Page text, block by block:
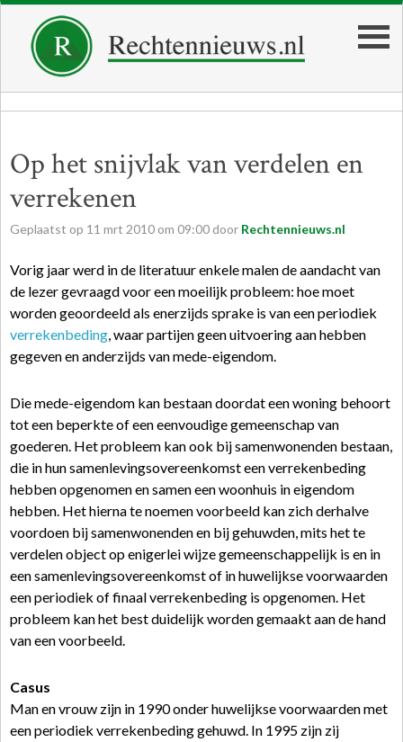
Op het snijvlak van verdelen en
verrekenen
Geplaatst op 11 mrt 2010 om 09:00 door Rechtennieuws.nl
Vorig jaar werd in de literatuur enkele malen de aandacht van
de lezer gevraagd voor een moeilijk probleem: hoe moet
worden geoordeeld als enerzijds sprake is van een periodiek
verrekenbeding, waar partijen geen uitvoering aan hebben
gegeven en anderzijds van mede-eigendom.
Die mede-eigendom kan bestaan doordat een woning behoort
tot een beperkte of een eenvoudige gemeenschap van
goederen. Het probleem kan ook bij samenwonenden bestaan,
die in hun samenlevingsovereenkomst een verrekenbeding
hebben opgenomen en samen een woonhuis in eigendom
hebben. Het hierna te noemen voorbeeld kan zich derhalve
voordoen bij samenwonenden en bij gehuwden, mits het te
verdelen object op enigerlei wijze gemeenschappelijk is en in
een samenlevingsovereenkomst of in huwelijkse voorwaarden
een periodiek of finaal verrekenbeding is opgenomen. Het
probleem kan het best duidelijk worden gemaakt aan de hand
van een voorbeeld.
Casus
Man en vrouw zijn in 1990 onder huwelijkse voorwaarden met
een periodiek verrekenbeding gehuwd. In 1995 zijn zij